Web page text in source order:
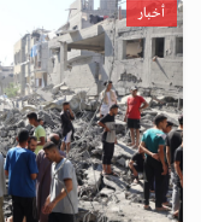
أخبار